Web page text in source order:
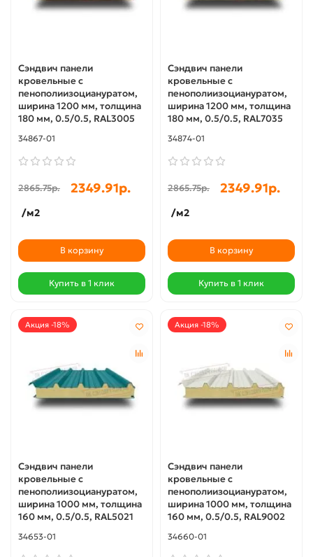
Сэндвич панели
кровельные с
пенополиизоциануратом,
ширина 1200 мм, толщина
180 мм, 0.5/0.5, RAL3005
34867-01
2865.75р. 2349.91р.
/м2
В корзину
Купить в 1 клик
Сэндвич панели
кровельные с
пенополиизоциануратом,
ширина 1200 мм, толщина
180 мм, 0.5/0.5, RAL7035
34874-01
2865.75р. 2349.91р.
/м2
В корзину
Купить в 1 клик
Акция -18%
Сэндвич панели
кровельные с
пенополиизоциануратом,
ширина 1000 мм, толщина
160 мм, 0.5/0.5, RAL5021
34653-01
Акция -18%
Сэндвич панели
кровельные с
пенополиизоциануратом,
ширина 1000 мм, толщина
160 мм, 0.5/0.5, RAL9002
34660-01